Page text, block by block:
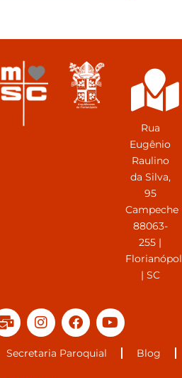
Rua
Eugênio
Raulino
da Silva,
95
Campeche
88063-
255 |
| SC
Secretaria Paroquial Blog